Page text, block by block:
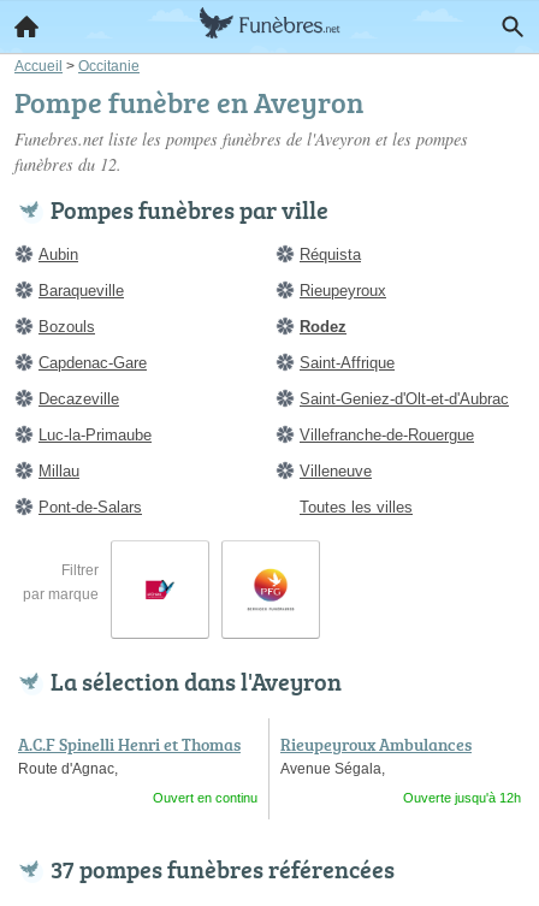
Accueil > Occitanie
Pompe funèbre en Aveyron
Funebres.net liste les pompes funèbres de l'Aveyron et les pompes
funèbres du 12.
Pompes funèbres par ville
Aubin
Baraqueville
Bozouls
Capdenac-Gare
Decazeville
Luc-la-Primaube
Millau
Pont-de-Salars
Réquista
Rieupeyroux
Rodez
Saint-Affrique
Saint-Geniez-d'Olt-et-d'Aubrac
Villefranche-de-Rouergue
Villeneuve
Toutes les villes
Filtrer
par marque
La sélection dans l'Aveyron
A.C.F Spinelli Henri et Thomas
Route d'Agnac,
Ouvert en continu
Rieupeyroux Ambulances
Avenue Ségala,
Ouverte jusqu'à 12h
37 pompes funèbres référencées